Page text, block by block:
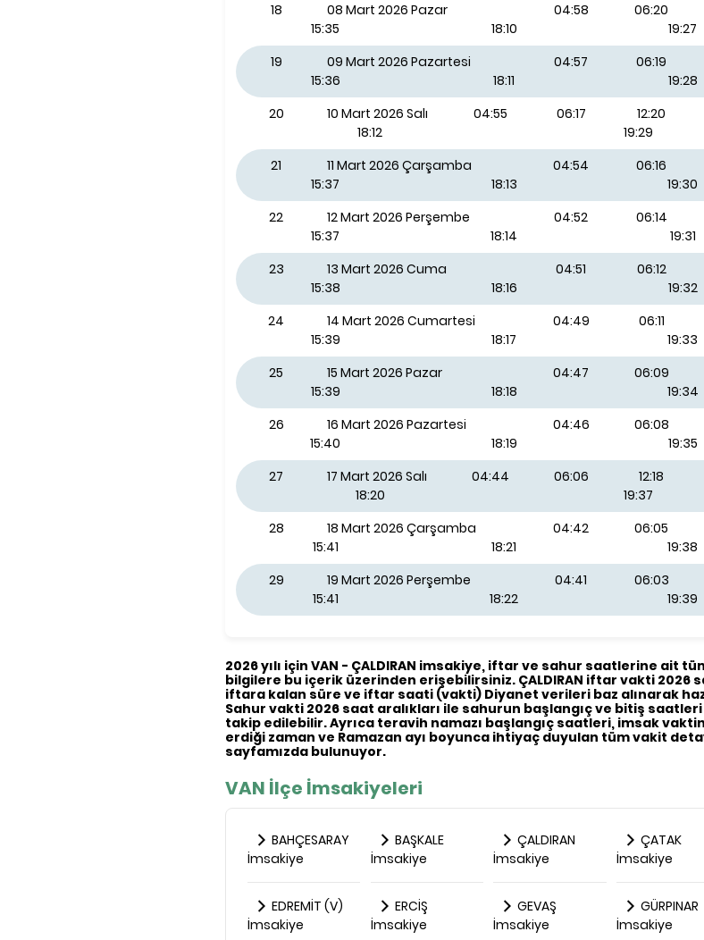
18
08 Mart 2026 Pazar 04:58 06:20
15:35
18:10
19:27
19
09 Mart 2026 Pazartesi 04:57 06:19
15:36
18:11
19:28
20
10 Mart 2026 Salı 04:55 06:17 12:20
18:12
19:29
21
11 Mart 2026 Çarşamba 04:54 06:16
15:37
18:13
19:30
22
12 Mart 2026 Perşembe 04:52 06:14
15:37
18:14
19:31
23
13 Mart 2026 Cuma 04:51 06:12
15:38
18:16
19:32
24
14 Mart 2026 Cumartesi 04:49 06:11
15:39
18:17
19:33
25
15 Mart 2026 Pazar 04:47 06:09
15:39
18:18
19:34
26
16 Mart 2026 Pazartesi 04:46 06:08
15:40
18:19
19:35
27
17 Mart 2026 Salı 04:44 06:06 12:18
18:20
19:37
28
18 Mart 2026 Çarşamba 04:42 06:05
15:41
18:21
19:38
29
19 Mart 2026 Perşembe 04:41 06:03
15:41
18:22 19:39
2026 yılı için VAN - ÇALDIRAN imsakiye, iftar ve sahur saatlerine ait
bilgilere bu içerik üzerinden erişebilirsiniz. ÇALDIRAN iftar vakti 2026
iftara kalan süre ve iftar saati (vakti) Diyanet verileri baz alınarak
Sahur vakti 2026 saat aralıkları ile sahurun başlangıç ve bitiş
takip edilebilir. Ayrıca teravih namazı başlangıç saatleri, imsak
erdiği zaman ve Ramazan ayı boyunca ihtiyaç duyulan tüm vakit
sayfamızda bulunuyor.
VAN İlçe İmsakiyeleri
BAHÇESARAY
İmsakiye
BAŞKALE
İmsakiye
ÇALDIRAN
İmsakiye
ÇATAK
İmsakiye
EDREMİT (V)
İmsakiye
ERCİŞ
İmsakiye
GEVAŞ
İmsakiye
GÜRPINAR
İmsakiye